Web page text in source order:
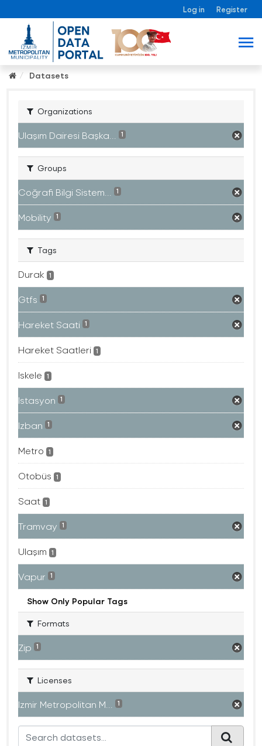
Log in Register
Datasets
Organizations
Ulaşım Dairesi Başka... 1
Groups
Coğrafi Bilgi Sistem... 1
Mobility 1
Tags
Durak 1
Gtfs 1
Hareket Saati 1
Hareket Saatleri 1
Iskele 1
Istasyon 1
Izban 1
Metro 1
Otobüs 1
Saat 1
Tramvay 1
Ulaşım 1
Vapur 1
Show Only Popular Tags
Formats
Zip 1
Licenses
Izmir Metropolitan M... 1